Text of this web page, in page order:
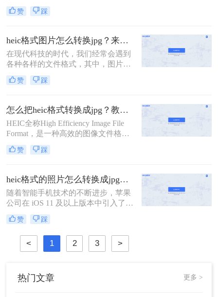
HEIC（High Efficiency Image
Container），即高效图像容器格式，
物。它作为苹果公司在iOS 11及后续
版本中引入的默认图像格式，旨在通
过更高效的压缩算法来节省存储空
间，同时保持图像的高品质。
赞 踩
heic格式图片怎么转换jpg？来看看这三种简单的方法详解！
在现代科技的时代，我们经常会遇到
各种各样的文件格式，其中，图片格
式也是其中之一。HEIC（High
Efficiency Image File Format）格式作
JPG格式具备更高的压缩效率和更好
的图像质量。然而，由于HEIC格式的
兼容性问题，它并不适用于所有设备
和软件。所以，当我们将HEIC格式的
图片转换为JPG格式时，就需要借助
一些工具和技巧。那么heic格式图片
的方法，帮助你轻松实现HEIC转JPG
的目标。
赞 踩
怎么把heic格式转换成jpg？教你三种简单的图片格式转换方法！
HEIC全称High Efficiency Image File
Format，是一种高效的图像文件格
式，由Moving Picture Experts
Group（MPEG）制定。HEIC在图片
秀，而且支持透明度、动画和深色模
式等功能。相比于JPEG，HEIC格式
图片在存储相同图片质量的情况下，
可以节省大量的存储空间。怎么把
heic格式转换成jpg？虽然HEI
赞 踩
heic格式的照片怎么转换成jpg？教你4种好用转换方法！
随着智能手机技术的不断进步，苹果
公司在 iOS 11 及以上版本中引入了一
种新的图像格式——高效图像编码
（High Efficiency Image Format, 简称
HEIC）。HEIC 格式利用了高效的图
像压缩技术，可以在保持高质量的同
时占用更少的存储空间。然而，这种
这给一些用户带来了不便。
赞 踩
< 1 2 3 >
热门文章 更多 >